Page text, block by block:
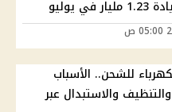
للشحن.. الأسباب
والاستبدال عبر